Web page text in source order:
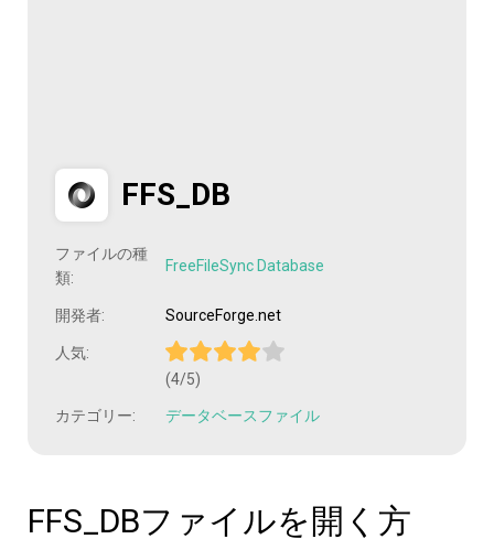
FFS_DB
ファイルの種
類:
FreeFileSync Database
開発者: SourceForge.net
人気:
(4/5)
カテゴリー: データベースファイル
FFS_DBファイルを開く方